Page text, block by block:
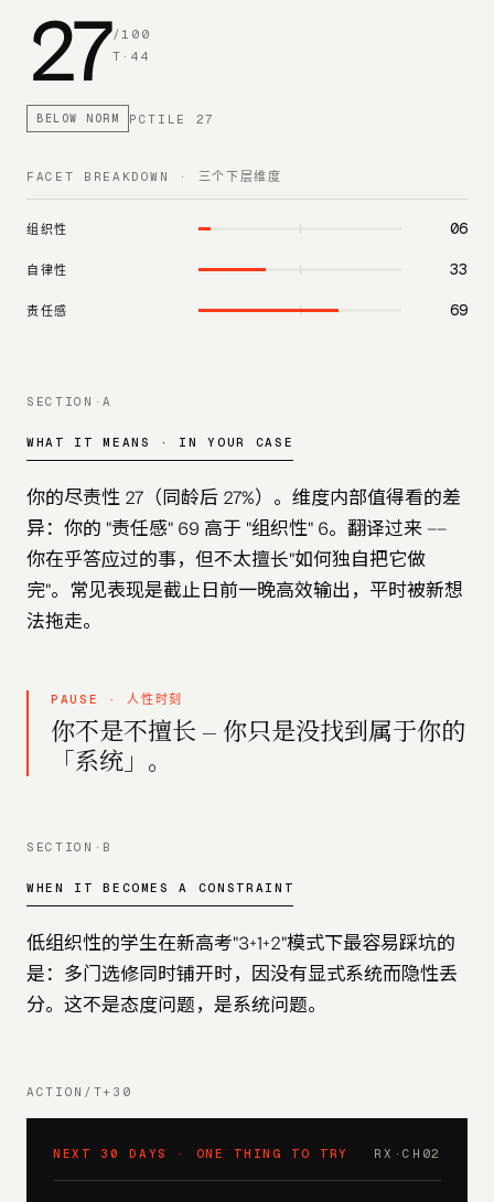
27/100
T· 44
BELOW NORM PCTILE 27
FACET BREAKDOWN · 三个下层维度
组织性 06
自律性 33
责任感 69
SECTION·A
WHAT IT MEANS · IN YOUR CASE
你的尽责性 27（同龄后 27%）。维度内部值得看的差
异：你的 "责任感" 69 高于 "组织性" 6。翻译过来 ——
你在乎答应过的事，但不太擅长"如何独自把它做
完"。常见表现是截止日前一晚高效输出，平时被新想
法拖走。
PAUSE · 人性时刻
你不是不擅长 — 你只是没找到属于你的
「系统」。
SECTION·B
WHEN IT BECOMES A CONSTRAINT
低组织性的学生在新高考"3+1+2"模式下最容易踩坑的
是：多门选修同时铺开时，因没有显式系统而隐性丢
分。这不是态度问题，是系统问题。
ACTION/T+30
NEXT 30 DAYS · ONE THING TO TRY RX·CH 02